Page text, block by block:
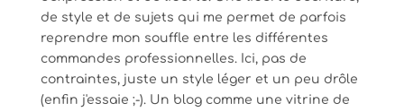
de style et de sujets qui me permet de parfois
reprendre mon souffle entre les différentes
commandes professionnelles. Ici, pas de
contraintes, juste un style léger et un peu drôle
(enfin j'essaie ;-). Un blog comme une vitrine de